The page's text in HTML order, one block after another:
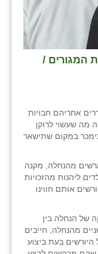
המגורים /
אחריהם חבויות
מה שעשוי לרוקן
במקום שתישאר
מהנחלה, מקנה
ליהנות מהזכויות
אותם חווינו
של הנחלה בין
מהנחלה, חייבים
בעת ביצוע